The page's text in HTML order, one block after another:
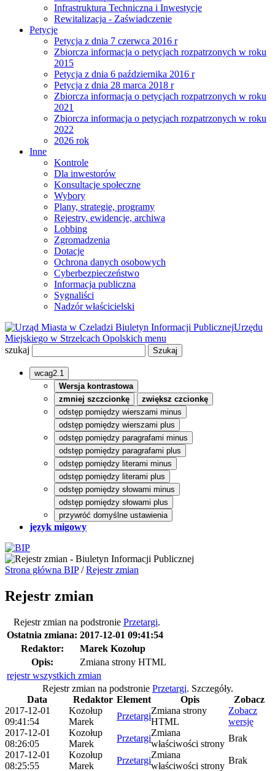
Infrastruktura Techniczna i Inwestycje
Rewitalizacja - Zaświadczenie
Petycje
Petycja z dnia 7 czerwca 2016 r
Zbiorcza informacja o petycjach rozpatrzonych w roku
2015
Petycja z dnia 6 października 2016 r
Petycja z dnia 28 marca 2018 r
Zbiorcza informacja o petycjach rozpatrzonych w roku
2021
Zbiorcza informacja o petycjach rozpatrzonych w roku
2022
2026 rok
Inne
Kontrole
Dla inwestorów
Konsultacje społeczne
Wybory
Plany, strategie, programy
Rejestry, ewidencje, archiwa
Lobbing
Zgromadzenia
Dotacje
Ochrona danych osobowych
Cyberbezpieczeństwo
Informacja publiczna
Sygnaliści
Nadzór właścicielski
Biuletyn Informacji PublicznejUrzędu
Miejskiego w Strzelcach Opolskich menu
szukaj
wcag2.1
Wersja kontrastowa
zmniej szczcionkę
zwiększ czcionkę
odstęp pomiędzy wierszami minus
odstęp pomiędzy wierszami plus
odstęp pomiędzy paragrafami minus
odstęp pomiędzy paragrafami plus
odstęp pomiędzy literami minus
odstęp pomiędzy literami plus
odstęp pomiędzy słowami minus
odstęp pomiędzy słowami plus
przywróć domyślne ustawienia
język migowy
Strona główna BIP/Rejestr zmian
Rejestr zmian
Rejestr zmian na podstronie Przetargi.
Ostatnia zmiana: 2017-12-01 09:41:54
Redaktor:
Marek Kozołup
Opis:
Zmiana strony HTML
rejestr wszystkich zmian
Rejestr zmian na podstronie Przetargi. Szczegóły.
Data
Redaktor Element Opis
Zobacz
2017-12-01
09:41:54
Kozołup
Marek
Przetargi
Zmiana strony
HTML
Zobacz
wersję
2017-12-01
08:26:05
Kozołup
Marek
Przetargi
Zmiana
właściwości strony
Brak
2017-12-01
08:25:55
Kozołup
Marek
Przetargi
Zmiana
właściwości strony
Brak